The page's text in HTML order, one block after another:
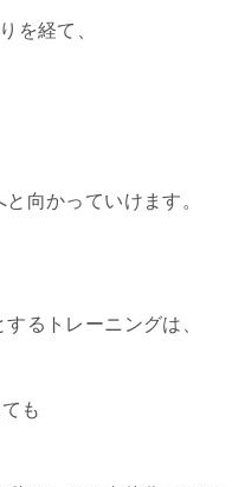
を経て、
向かっていけます。
るトレーニングは、
も